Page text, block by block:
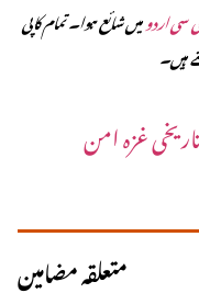
سی اردومیں شائع ہوا۔ تمام کاپی
ہیں۔
غزہ امن
متعلقہ مضامین